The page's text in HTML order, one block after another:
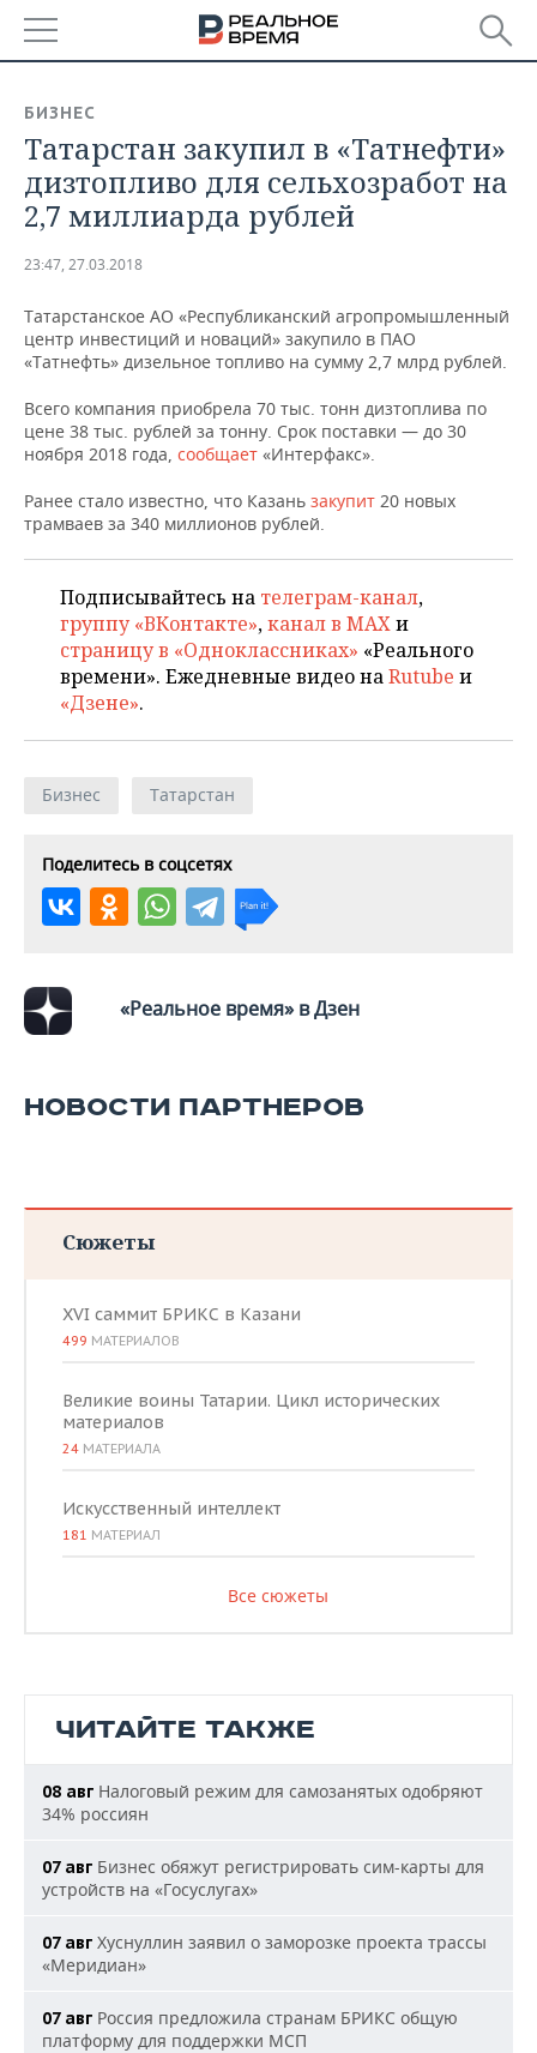
БАШКОРТОСТАН
ТАТАРСТАН
НОВОСТИ
АНАЛИТИКА
ДЕКЛАРАЦИИ О ДОХОДАХ
КОРОЛИ ГОСЗАКАЗА ПФО
ВУЗЫ ТАТАРСТАНА
КОМУ ПРИНАДЛЕЖАТ
ТОРГОВЫЕ ЦЕНТРЫ
ТАТАРСТАНА
НОВОСТИ ЭКОНОМИКИ
ФИНАНСЫ
БАНКИ
БЮДЖЕТ
ИНВЕСТИЦИИ
ПРОМЫШЛЕННОСТЬ
НОВОСТИ
ПРОМЫШЛЕННОСТИ
АГРОПРОМ
МАШИНОСТРОЕНИЕ
НЕФТЬ
ОПК
ЭНЕРГЕТИКА
НЕДВИЖИМОСТЬ
НОВОСТИ НЕДВИЖИМОСТИ
АВТО
НОВОСТИ АВТО
НОВОСТИ БИЗНЕСА
ТРАНСПОРТ
УСЛУГИ
ТЕХНОЛОГИИ
МЕДИА
ТЕЛЕКОММУНИКАЦИИ
НОВОСТИ МЕРОПРИЯТИЙ
ВЫЕЗДНАЯ РЕДАКЦИЯ
БИЗНЕС-БРАНЧИ
ONLINE-КОНФЕРЕНЦИИ
ОТКРЫТАЯ ЛЕКЦИЯ
СПОРТ
НОВОСТИ СПОРТА
ФУТБОЛ
ХОККЕЙ
БАСКЕТБОЛ
ВОЛЕЙБОЛ
ФИГУРНОЕ КАТАНИЕ
ОБЩЕСТВО
НОВОСТИ ОБЩЕСТВА
ВЛАСТЬ
ИНФРАСТРУКТУРА
ИСТОРИЯ
МЕДИЦИНА
ФОТОГАЛЕРЕЯ
СЮЖЕТЫ
СПРАВОЧНИК
СПИСОК ПЕРСОН
ПОЛНАЯ ВЕРСИЯ
БИЗНЕС
Татарстан закупил в «Татнефти»
дизтопливо для сельхозработ на
2,7 миллиарда рублей
23:47, 27.03.2018
Татарстанское АО «Республиканский агропромышленный
центр инвестиций и новаций» закупило в ПАО
«Татнефть» дизельное топливо на сумму 2,7 млрд рублей.
Всего компания приобрела 70 тыс. тонн дизтоплива по
цене 38 тыс. рублей за тонну. Срок поставки — до 30
ноября 2018 года, сообщает «Интерфакс».
Ранее стало известно, что Казань закупит 20 новых
трамваев за 340 миллионов рублей.
Подписывайтесь на телеграм-канал,
группу «ВКонтакте»,канал в MAXи
страницу в «Одноклассниках» «Реального
времени». Ежедневные видео наRutube и
«Дзене».
Бизнес Татарстан
Поделитесь в соцсетях
«Реальное время» в Дзен
НОВОСТИ ПАРТНЕРОВ
Сюжеты
XVI саммит БРИКС в Казани
499 МАТЕРИАЛОВ
Великие воины Татарии. Цикл исторических
материалов
24 МАТЕРИАЛА
Искусственный интеллект
181 МАТЕРИАЛ
Все сюжеты
ЧИТАЙТЕ ТАКЖЕ
08 авг Налоговый режим для самозанятых одобряют
34% россиян
07 авг Бизнес обяжут регистрировать сим-карты для
устройств на «Госуслугах»
07 авг Хуснуллин заявил о заморозке проекта трассы
«Меридиан»
07 авг Россия предложила странам БРИКС общую
платформу для поддержки МСП